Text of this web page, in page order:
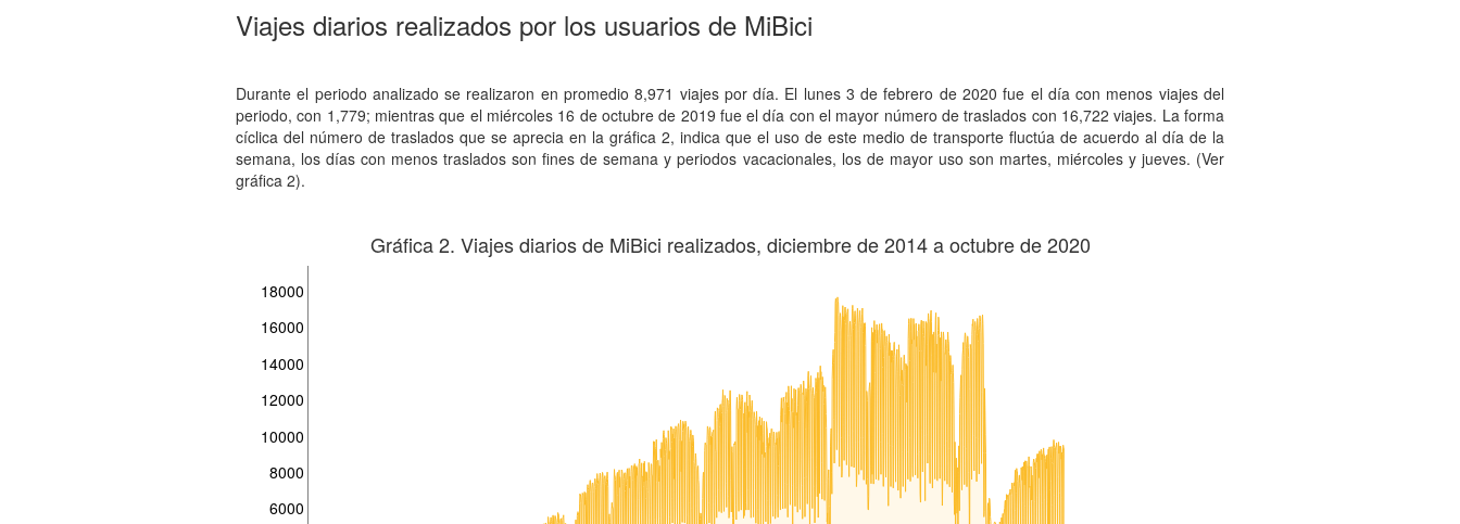
Viajes diarios realizados por los usuarios de MiBici
Durante el periodo analizado se realizaron en promedio 8,971 viajes por día. El lunes 3 de febrero de 2020 fue el día con menos viajes del
periodo, con 1,779; mientras que el miércoles 16 de octubre de 2019 fue el día con el mayor número de traslados con 16,722 viajes. La forma
cíclica del número de traslados que se aprecia en la gráfica 2, indica que el uso de este medio de transporte fluctúa de acuerdo al día de la
semana, los días con menos traslados son fines de semana y periodos vacacionales, los de mayor uso son martes, miércoles y jueves. (Ver
gráfica 2).
Gráfica 2. Viajes diarios de MiBici realizados, diciembre de 2014 a octubre de 2020
6000
8000
10000
12000
14000
16000
18000